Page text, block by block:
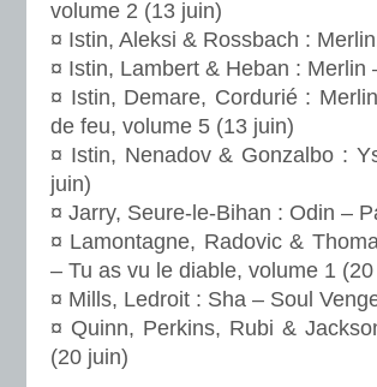
volume 2 (13 juin)
¤ Istin, Aleksi & Rossbach :
¤ Istin, Lambert & Heban : Merlin
¤ Istin, Demare, Cordurié :
de feu, volume 5 (13 juin)
¤ Istin, Nenadov & Gonzalbo :
juin)
¤ Jarry, Seure-le-Bihan : Odin –
¤ Lamontagne, Radovic &
– Tu as vu le diable, volume 1
¤ Mills, Ledroit : Sha – Soul
¤ Quinn, Perkins, Rubi &
(20 juin)